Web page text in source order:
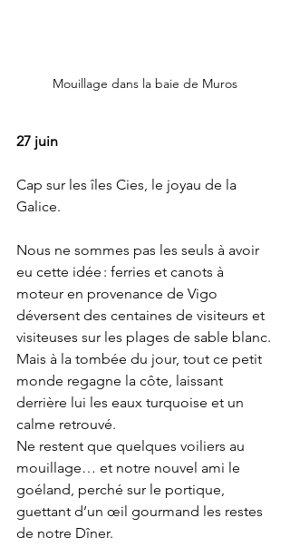
Mouillage dans la baie de Muros
27 juin
Cap sur les îles Cies, le joyau de la
Galice.
Nous ne sommes pas les seuls à avoir
eu cette idée : ferries et canots à
moteur en provenance de Vigo
déversent des centaines de visiteurs et
visiteuses sur les plages de sable blanc.
Mais à la tombée du jour, tout ce petit
monde regagne la côte, laissant
derrière lui les eaux turquoise et un
calme retrouvé.
Ne restent que quelques voiliers au
mouillage… et notre nouvel ami le
goéland, perché sur le portique,
guettant d’un œil gourmand les restes
de notre Dîner.